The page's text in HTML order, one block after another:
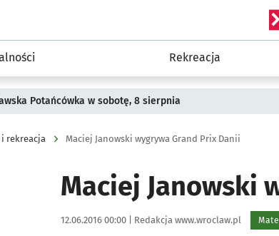
Rekreacja
Potańcówka w sobotę, 8 sierpnia
rekreacja Maciej Janowski wygrywa Grand Prix Danii
Maciej Janowski
Data publikacji:
12.06.2016 00:00 | Autor:
Redakcja www.wroclaw.pl